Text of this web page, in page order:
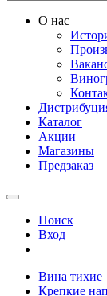
О нас
Каталог
Акции
Магазины
Предзаказ
Поиск
Вход
Вина тихие
Крепкие